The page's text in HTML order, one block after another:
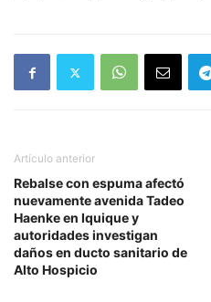
Artículo anterior
Rebalse con espuma afectó
nuevamente avenida Tadeo
Haenke en Iquique y
autoridades investigan
daños en ducto sanitario de
Alto Hospicio